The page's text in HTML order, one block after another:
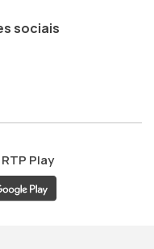
sociais
ao
RTP Play